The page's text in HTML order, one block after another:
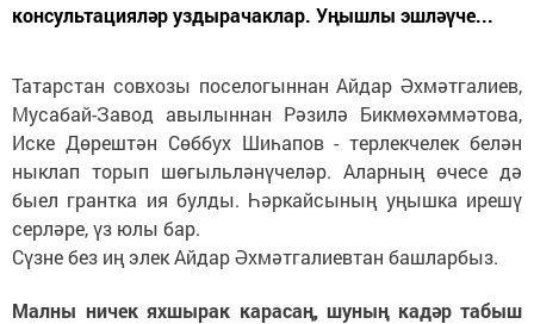
консультацияләр уздырачаклар. Уңышлы эшләүче...
Татарстан совхозы поселогыннан Айдар Әхмәтгалиев,
Мусабай-Завод авылыннан Рәзилә Бикмөхәммәтова,
Иске Дөрештән Сөббух Шиһапов - терлекчелек белән
ныклап торып шөгыльләнүчеләр. Аларның өчесе дә
быел грантка ия булды. Һәркайсының уңышка ирешү
серләре, үз юлы бар.
Сүзне без иң элек Айдар Әхмәтгалиевтан башларбыз.
Малны ничек яхшырак карасаң, шуның кадәр табыш